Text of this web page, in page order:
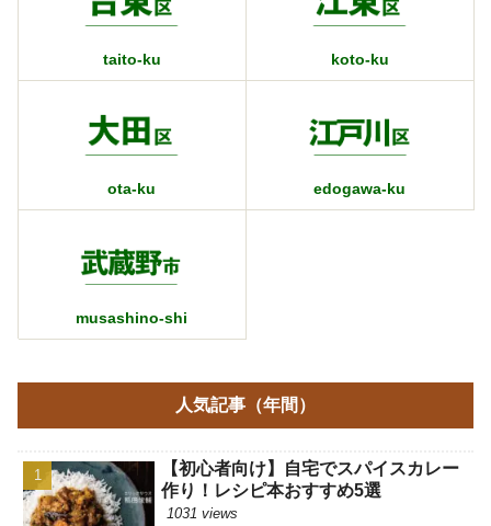
taito-ku koto-ku
ota-ku edogawa-ku
musashino-shi
人気記事（年間）
【初心者向け】自宅でスパイスカレー
作り！レシピ本おすすめ5選
1031 views